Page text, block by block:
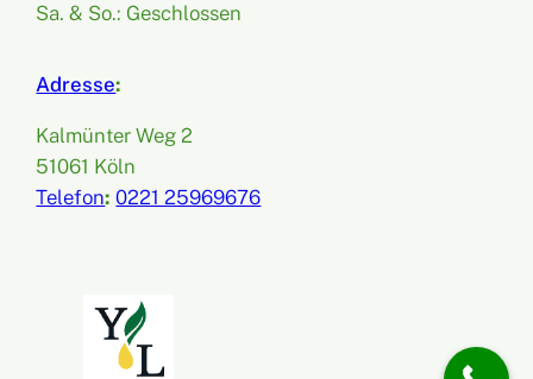
Sa. & So.: Geschlossen
Adresse:
Kalmünter Weg 2
51061 Köln
Telefon:0221 25969676